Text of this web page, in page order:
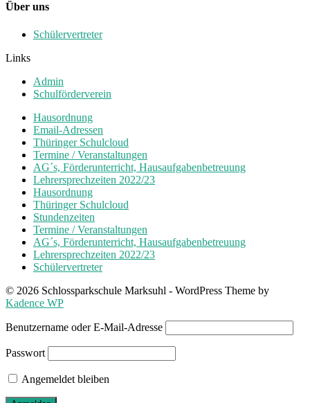
Über uns
Schülervertreter
Links
Admin
Schulförderverein
Hausordnung
Email-Adressen
Thüringer Schulcloud
Termine / Veranstaltungen
AG´s, Förderunterricht, Hausaufgabenbetreuung
Lehrersprechzeiten 2022/23
Hausordnung
Thüringer Schulcloud
Stundenzeiten
Termine / Veranstaltungen
AG´s, Förderunterricht, Hausaufgabenbetreuung
Lehrersprechzeiten 2022/23
Schülervertreter
© 2026 Schlossparkschule Marksuhl - WordPress Theme by
Kadence WP
Benutzername oder E-Mail-Adresse
Passwort
Angemeldet bleiben